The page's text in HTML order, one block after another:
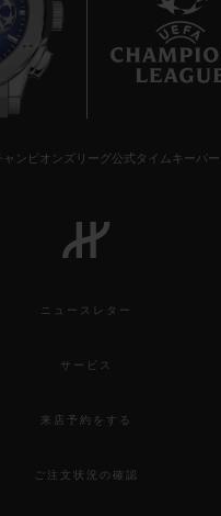
ンピオンズリーグ公式タイムキーパー
ニュースレター
サービス
来店予約をする
ご注文状況の確認